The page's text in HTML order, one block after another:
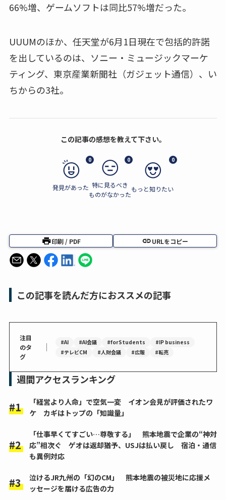
66%増、ゲームソフトは同比57%増だった。
UUUMのほか、任天堂が6月1日現在で包括的許諾
を出しているのは、ソニー・ミュージックマーケ
ティング、東京産業新聞社（ガジェット通信）、い
ちからの3社。
この記事の感想を教えて下さい。
0
発見があった
0
特に見るべき
ものがなかった
0
もっと知りたい
印刷 / PDF URLをコピー
この記事を読んだ方におススメの記事
注目
のタ
グ
｜ #AI #AI会議 #forStudents
#IP business
#テレビCM
#人財会議 #広報 #転売
週間アクセスランキング
「経営より人命」で空気一変 イオン会見が評価されたワ
ケ カギはトップの「知識量」
「仕事早くてすごい…尊敬する」 熊本地震で企業の“神対
応”相次ぐ ゲオは返却猶予、USJは払い戻し 宿泊・通信
も異例対応
泣けるJR九州の「幻のCM」 熊本地震の被災地に応援メ
ッセージを届ける広告の力